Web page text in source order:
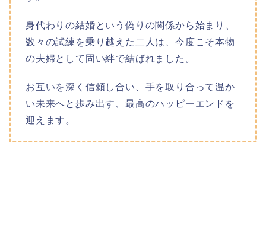
身代わりの結婚という偽りの関係から始まり、
数々の試練を乗り越えた二人は、今度こそ本物
の夫婦として固い絆で結ばれました。
お互いを深く信頼し合い、手を取り合って温か
い未来へと歩み出す、最高のハッピーエンドを
迎えます。